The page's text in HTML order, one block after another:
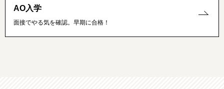
AO入学
面接でやる気を確認。早期に合格！